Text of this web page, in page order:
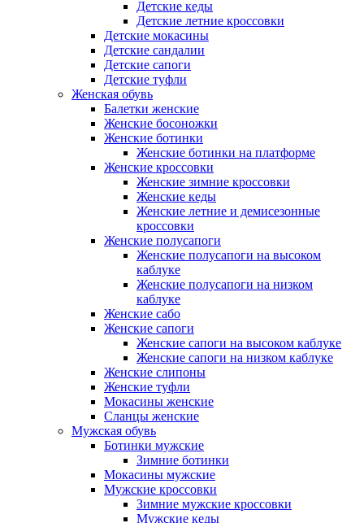
Детские кеды
Детские летние кроссовки
Детские мокасины
Детские сандалии
Детские сапоги
Детские туфли
Женская обувь
Балетки женские
Женские босоножки
Женские ботинки
Женские ботинки на платформе
Женские кроссовки
Женские зимние кроссовки
Женские кеды
Женские летние и демисезонные
кроссовки
Женские полусапоги
Женские полусапоги на высоком
каблуке
Женские полусапоги на низком
каблуке
Женские сабо
Женские сапоги
Женские сапоги на высоком каблуке
Женские сапоги на низком каблуке
Женские слипоны
Женские туфли
Мокасины женские
Сланцы женские
Мужская обувь
Ботинки мужские
Зимние ботинки
Мокасины мужские
Мужские кроссовки
Зимние мужские кроссовки
Мужские кеды